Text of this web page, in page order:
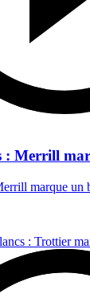
: Merrill
marque un